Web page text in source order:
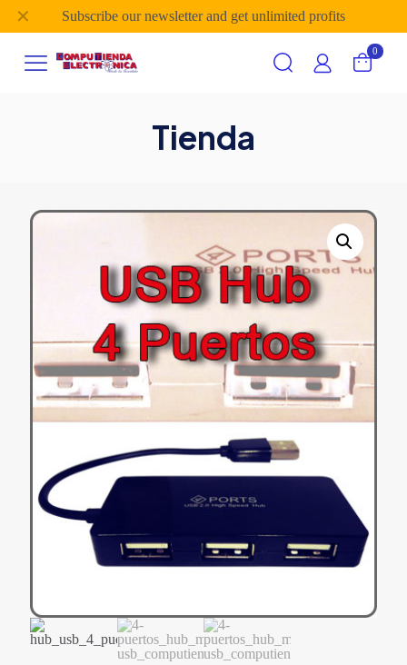
Subscribe our newsletter and get unlimited profits
✕
0
Tienda